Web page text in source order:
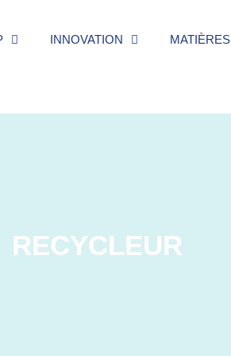
INNOVATION MATIÈRES
RECYCLEUR